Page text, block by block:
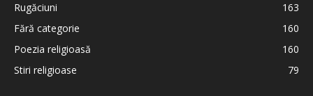
Rugăciuni
163
Fără categorie
160
Poezia religioasă
160
Stiri religioase
79